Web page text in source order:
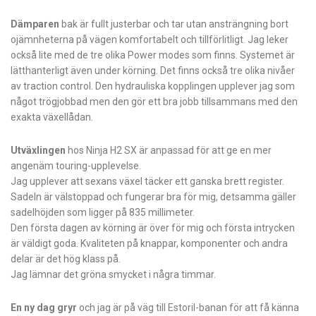
Dämparen bak är fullt justerbar och tar utan ansträngning bort
ojämnheterna på vägen komfortabelt och tillförlitligt. Jag leker
också lite med de tre olika Power modes som finns. Systemet är
lätthanterligt även under körning. Det finns också tre olika nivåer
av traction control. Den hydrauliska kopplingen upplever jag som
något trögjobbad men den gör ett bra jobb tillsammans med den
exakta växellådan.
Utväxlingen hos Ninja H2 SX är anpassad för att ge en mer
angenäm touring-upplevelse.
Jag upplever att sexans växel täcker ett ganska brett register.
Sadeln är välstoppad och fungerar bra för mig, detsamma gäller
sadelhöjden som ligger på 835 millimeter.
Den första dagen av körning är över för mig och första intrycken
är väldigt goda. Kvaliteten på knappar, komponenter och andra
delar är det hög klass på.
Jag lämnar det gröna smycket i några timmar.
En ny dag gryr och jag är på väg till Estoril-banan för att få känna